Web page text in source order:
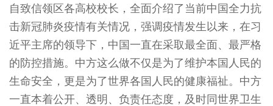
自致信领区各高校校长，全面介绍了当前中国全力抗
击新冠肺炎疫情有关情况，强调疫情发生以来，在习
近平主席的领导下，中国一直在采取最全面、最严格
的防控措施。中方这么做不仅是为了维护本国人民的
生命安全，更是为了世界各国人民的健康福祉。中方
一直本着公开、透明、负责任态度，及时同世界卫生